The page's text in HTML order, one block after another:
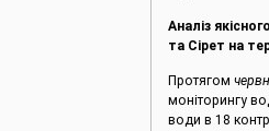
Аналіз
та Сірет на
Протягом
моніторингу
води в 18